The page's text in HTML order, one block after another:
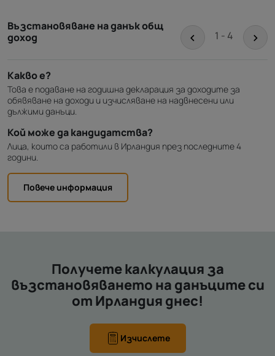
Възстановяване на данък общ
доход
< 1 - 4 >
Какво е?
Това е подаване на годишна декларация за доходите за
обявяване на доходи и изчисляване на надвнесени или
дължими данъци.
Кой може да кандидатства?
Лица, които са работили в Ирландия през последните 4
години.
Повече информация
Получете калкулация за
възстановяването на данъците си
от Ирландия днес!
Изчислете